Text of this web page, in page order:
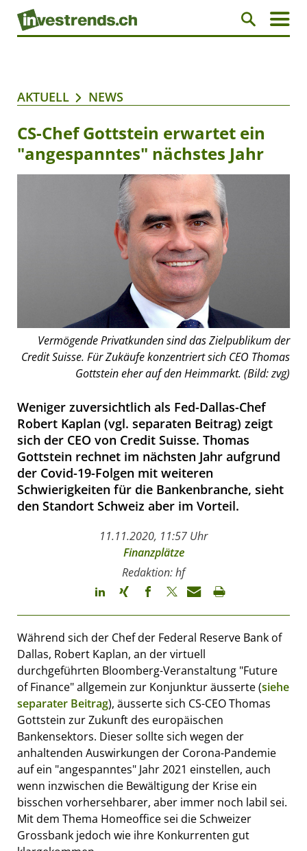
AKTUELL NEWS
CS-Chef Gottstein erwartet ein
"angespanntes" nächstes Jahr
Vermögende Privatkunden sind das Zielpublikum der
Credit Suisse. Für Zukäufe konzentriert sich CEO Thomas
Gottstein eher auf den Heimmarkt. (Bild: zvg)
Weniger zuversichtlich als Fed-Dallas-Chef
Robert Kaplan (vgl. separaten Beitrag) zeigt
sich der CEO von Credit Suisse. Thomas
Gottstein rechnet im nächsten Jahr aufgrund
der Covid-19-Folgen mit weiteren
Schwierigkeiten für die Bankenbranche, sieht
den Standort Schweiz aber im Vorteil.
11.11.2020, 11:57 Uhr
Finanzplätze
Redaktion: hf
Während sich der Chef der Federal Reserve Bank of
Dallas, Robert Kaplan, an der virtuell
durchgeführten Bloomberg-Veranstaltung "Future
of Finance" allgemein zur Konjunktur äusserte (siehe
separater Beitrag), äusserte sich CS-CEO Thomas
Gottstein zur Zukunft des europäischen
Bankensektors. Dieser sollte sich wegen der
anhaltenden Auswirkungen der Corona-Pandemie
auf ein "angespanntes" Jahr 2021 einstellen, auch
wenn inzwischen die Bewältigung der Krise ein
bisschen vorhersehbarer, aber immer noch labil sei.
Mit dem Thema Homeoffice sei die Schweizer
Grossbank jedoch wie ihre Konkurrenten gut